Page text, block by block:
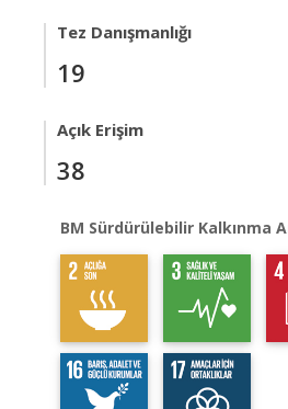
Tez Danışmanlığı
19
Açık Erişim
38
BM Sürdürülebilir Kalkınma